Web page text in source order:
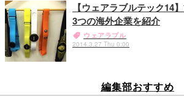
【ウェアラブルテック14
3つの海外企業を紹介
ウェアラブル
2014.3.27 Thu 0:00
編集部おすすめ